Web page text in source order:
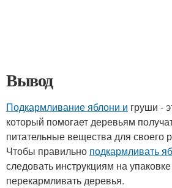
Вывод
Подкармливание яблони и груши -
который помогает деревьям
питательные вещества для своего
Чтобы правильно подкармливать
следовать инструкциям на
перекармливать деревья.